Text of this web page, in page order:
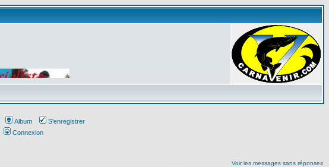
Album
S'enregistrer
Connexion
Voir les messages sans réponses